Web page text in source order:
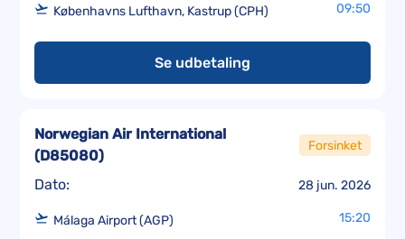
Københavns Lufthavn, Kastrup (CPH) 09:50
Se udbetaling
Dato: 28 jun. 2026
Norwegian Air International
(D85080)
Forsinket
Málaga Airport (AGP) 15:20